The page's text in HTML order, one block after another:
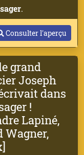
.
Consulter l'aperçu
grand
Joseph
dans
!
Lapiné,
Wagner,